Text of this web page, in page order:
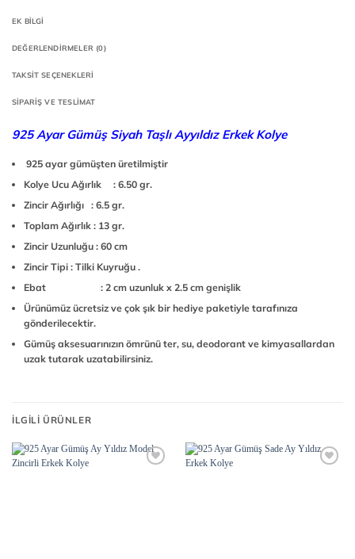
EK BILGI
DEĞERLENDIRMELER (0)
TAKSIT SEÇENEKLERI
SIPARIŞ VE TESLIMAT
925 Ayar Gümüş Siyah Taşlı Ayyıldız Erkek Kolye
925 ayar gümüşten üretilmiştir
Kolye Ucu Ağırlık : 6.50 gr.
Zincir Ağırlığı : 6.5 gr.
Toplam Ağırlık : 13 gr.
Zincir Uzunluğu : 60 cm
Zincir Tipi : Tilki Kuyruğu .
Ebat : 2 cm uzunluk x 2.5 cm genişlik
Ürünümüz ücretsiz ve çok şık bir hediye paketiyle tarafınıza
gönderilecektir.
Gümüş aksesuarınızın ömrünü ter, su, deodorant ve kimyasallardan
uzak tutarak uzatabilirsiniz.
İLGILI ÜRÜNLER